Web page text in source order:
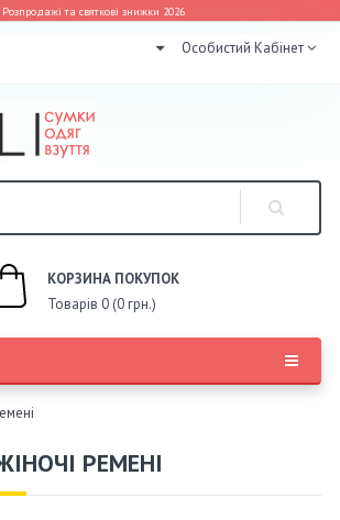
Розпродажі та святкові знижки 2026
Особистий Кабінет
КОРЗИНА ПОКУПОК
Товарів 0 (0 грн.)
РЕМЕНІ